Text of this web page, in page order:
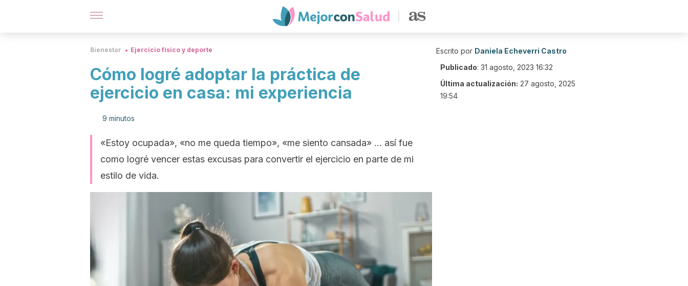
Bienestar Ejercicio físico y deporte
Cómo logré adoptar la práctica de
ejercicio en casa: mi experiencia
9 minutos
«Estoy ocupada», «no me queda tiempo», «me siento cansada» … así fue
como logré vencer estas excusas para convertir el ejercicio en parte de mi
estilo de vida.
Escrito por Daniela Echeverri Castro
Publicado: 31 agosto, 2023 16:32
Última actualización: 27 agosto, 2025
19:54